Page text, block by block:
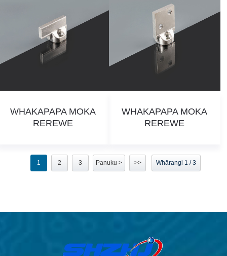
WHAKAPAPA MOKA
REREWE
WHAKAPAPA MOKA
REREWE
1 2 3 Panuku > >> Whārangi 1 / 3